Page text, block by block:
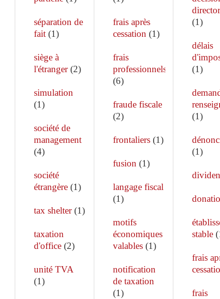
séparation de
fait (1)
siège à
l'étranger(2)
simulation
(1)
société de
management
(4)
société
étrangère (1)
tax shelter(1)
taxation
d'office (2)
unité TVA
(1)
frais après
cessation (1)
frais
professionnels
(6)
fraude fiscale
(2)
frontaliers(1)
fusion (1)
langage fiscal
(1)
motifs
économiques
valables(1)
notification
de taxation
(1)
(1)
délais
(1)
(1)
(1)
stable(
frais
frais